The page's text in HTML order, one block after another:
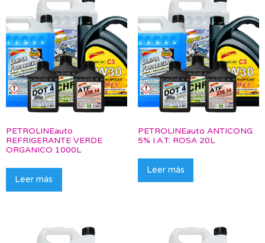
PETROLINEauto
REFRIGERANTE VERDE
ORGANICO 1000L
Leer más
PETROLINEauto ANTICONG.
5% I.A.T. ROSA 20L
Leer más